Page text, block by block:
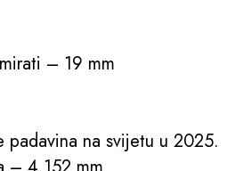
– 19 mm
padavina na svijetu u 2025.